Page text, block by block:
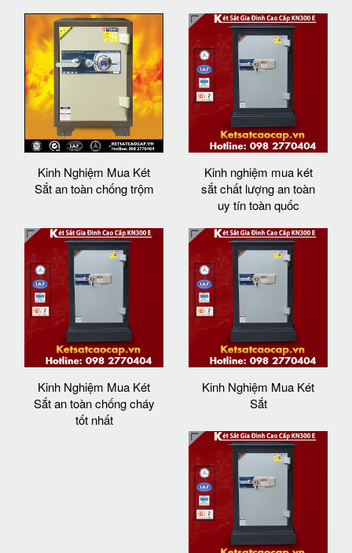
Kinh Nghiệm Mua Két
Sắt an toàn chống trộm
Kinh nghiệm mua két
sắt chất lượng an toàn
uy tín toàn quốc
Kinh Nghiệm Mua Két
Sắt an toàn chống cháy
tốt nhất
Kinh Nghiệm Mua Két
Sắt